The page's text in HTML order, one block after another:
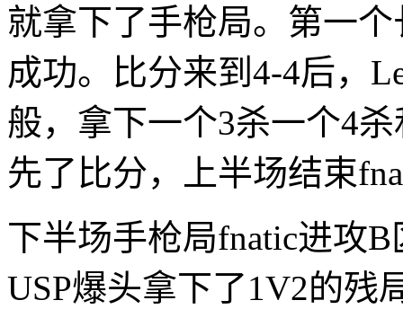
就拿下了手枪局。第一
成功。比分来到4-4后，
般，拿下一个3杀一个4
先了比分，上半场结束
下半场手枪局fnatic进攻
USP爆头拿下了1V2的残